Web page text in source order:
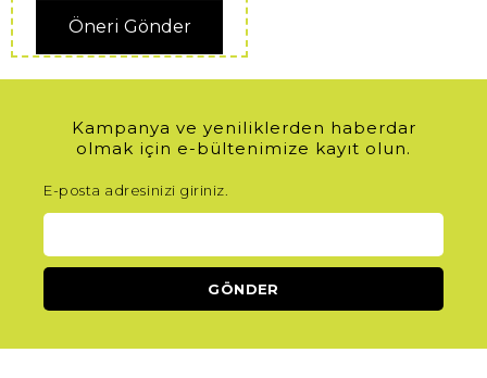
Öneri Gönder
Kampanya ve yeniliklerden haberdar
olmak için e-bültenimize kayıt olun.
E-posta adresinizi giriniz.